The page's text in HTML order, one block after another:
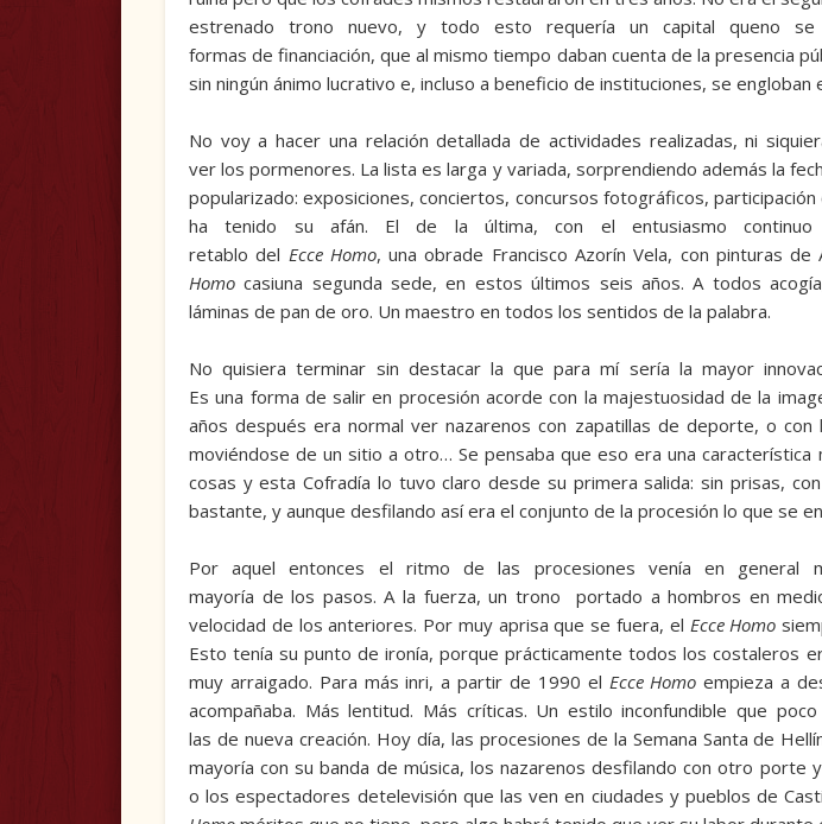
estrenado trono nuevo, y todo esto requería un capital queno
formas de financiación, que al mismo tiempo daban cuenta de la presencia
sin ningún ánimo lucrativo e, incluso a beneficio de instituciones, se engloban
No voy a hacer una relación detallada de actividades realizadas, ni
ver los pormenores. La lista es larga y variada, sorpren­diendo además la
populari­zado: exposiciones, conciertos, concursos fotográficos,
ha tenido su afán. El de la última, con el entusiasmo
retablo del Ecce Homo, una obrade Francisco Azorín Vela, con pinturas
Homocasiuna segunda sede, en estos últimos seis años. A todos
láminas de pan de oro. Un maestro en todos los sentidos de la palabra.
No quisiera terminar sin destacar la que para mí sería la mayor
Es una forma de salir en procesión acorde con la majestuosidad de la
años después era normal ver nazarenos con zapatillas de deporte, o
moviéndose de un sitio a otro… Se pensaba que eso era una
cosas y esta Cofradía lo tuvo claro desde su primera salida: sin prisas,
bastante, y aunque desfilando así era el conjunto de la procesión lo que se
Por aquel entonces el ritmo de las procesiones venía en general
mayoría de los pasos. A la fuerza, un trono portado a hombros en
velocidad de los anteriores. Por muy aprisa que se fuera, el Ecce Homo
Esto tenía su punto de ironía, porque prácticamente todos los costaleros
muy arraigado. Para más inri, a partir de 1990 el Ecce Homo empieza a
acompañaba. Más lentitud. Más críticas. Un estilo inconfundible que
las de nueva creación. Hoy día, las procesiones de la Semana Santa de
mayoría con su banda de música, los nazarenos desfilando con otro
o los espectadores detelevisión que las ven en ciudades y pueblos de